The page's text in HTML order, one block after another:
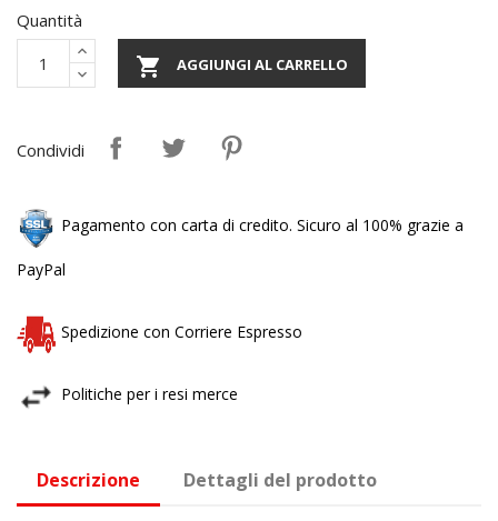
Quantità
 AGGIUNGI AL CARRELLO
Condividi
Pagamento con carta di credito. Sicuro al 100% grazie a
PayPal
Spedizione con Corriere Espresso
Politiche per i resi merce
Descrizione Dettagli del prodotto